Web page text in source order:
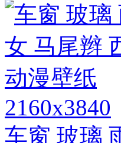
2160x3840
车窗 玻璃